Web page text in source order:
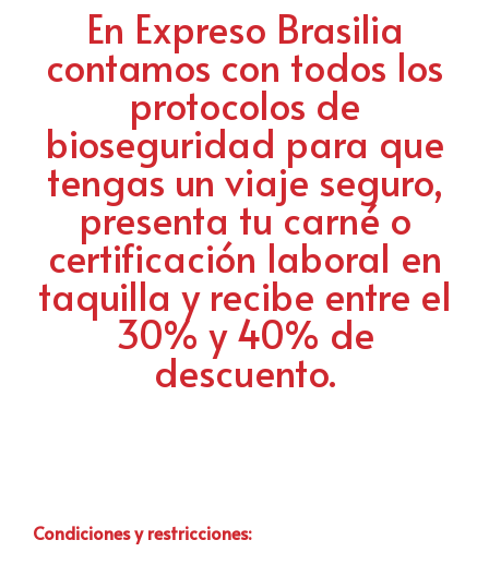
En Expreso Brasilia
contamos con todos los
protocolos de
bioseguridad para que
tengas un viaje seguro,
presenta tu carné o
certificación laboral en
taquilla y recibe entre el
30% y 40% de
descuento.
Condiciones y restricciones: